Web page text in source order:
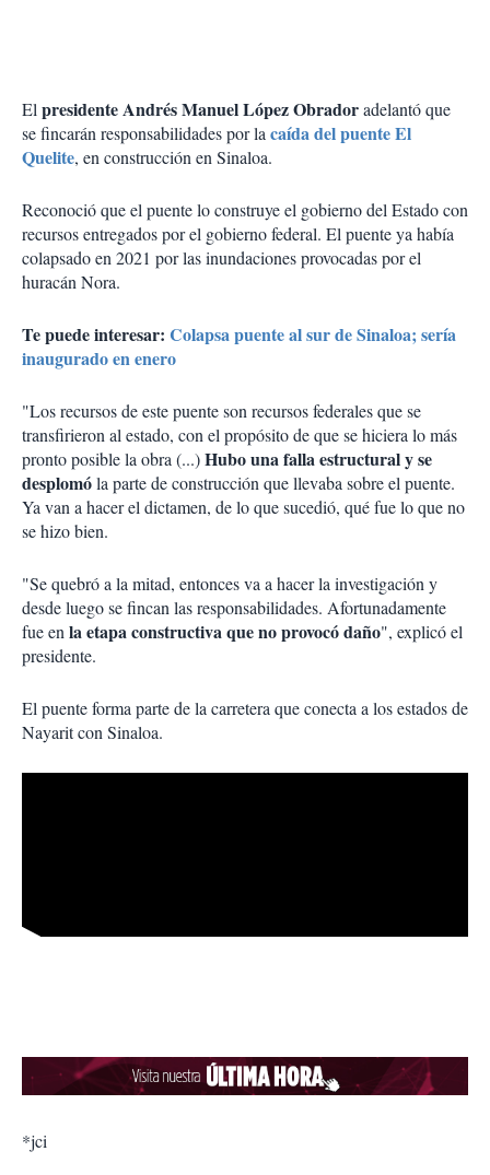
Elpresidente Andrés Manuel López Obradoradelantó que
se fincarán responsabilidades por lacaída del puente El
Quelite, en construcción en Sinaloa.
Reconoció que el puente lo construye el gobierno del Estado con
recursos entregados por el gobierno federal. El puente ya había
colapsado en 2021 por las inundaciones provocadas por el
huracán Nora.
Te puede interesar: Colapsa puente al sur de Sinaloa; sería
inaugurado en enero
"Los recursos de este puente son recursos federales que se
transfirieron al estado, con el propósito de que se hiciera lo más
pronto posible la obra (...)Hubo una falla estructural y se
desplomóla parte de construcción que llevaba sobre el puente.
Ya van a hacer el dictamen, de lo que sucedió, qué fue lo que no
se hizo bien.
"Se quebró a la mitad, entonces va a hacer la investigación y
desde luego se fincan las responsabilidades. Afortunadamente
fue enla etapa constructiva que no provocó daño", explicó el
presidente.
El puente forma parte de la carretera que conecta a los estados de
Nayarit con Sinaloa.
*jci